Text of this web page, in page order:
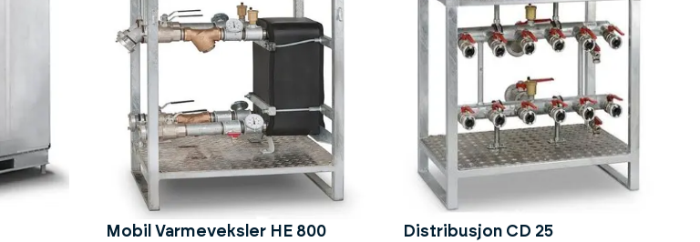
Mobil Varmeveksler HE 800 Distribusjon CD 25